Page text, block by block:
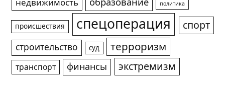
недвижимость
образование политика
происшествия спецоперация спорт
строительство суд терроризм
транспорт финансы экстремизм